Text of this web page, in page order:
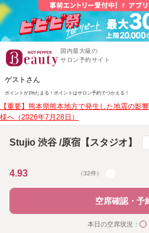
国内最大級の
サロン予約サイト
ゲストさん
ポイントが1%たまる！ ポイントはサロン予約でつかえる！
【重要】熊本県熊本地方で発生した地震の影
様へ（2026年7月28日）
Stujio 渋谷 /原宿【スタジオ】
4.93 （32件）
空席確認・予
本日の空席状況：